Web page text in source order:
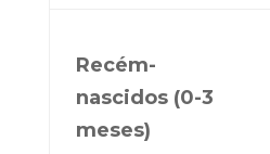
Recém-
nascidos (0-3
meses)